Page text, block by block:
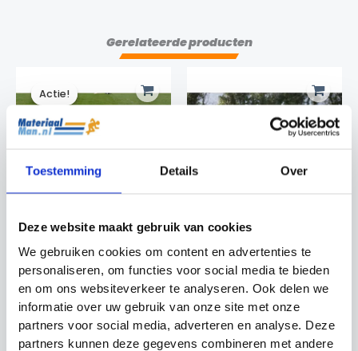
Toestemming Details Over
Deze website maakt gebruik van cookies
We gebruiken cookies om content en advertenties te
personaliseren, om functies voor social media te bieden
en om ons websiteverkeer te analyseren. Ook delen we
informatie over uw gebruik van onze site met onze
partners voor social media, adverteren en analyse. Deze
partners kunnen deze gegevens combineren met andere
Gerelateerde producten
Actie!
Actie!
Agility Set Precision
Training
Budget €40 en meer
€189.99Oorspronkelijke
prijs
was:
€189.99.
€169.99Huidige
prijs
is:
€169.99.
Pionnen Set Mini
Mini horden
€34.99